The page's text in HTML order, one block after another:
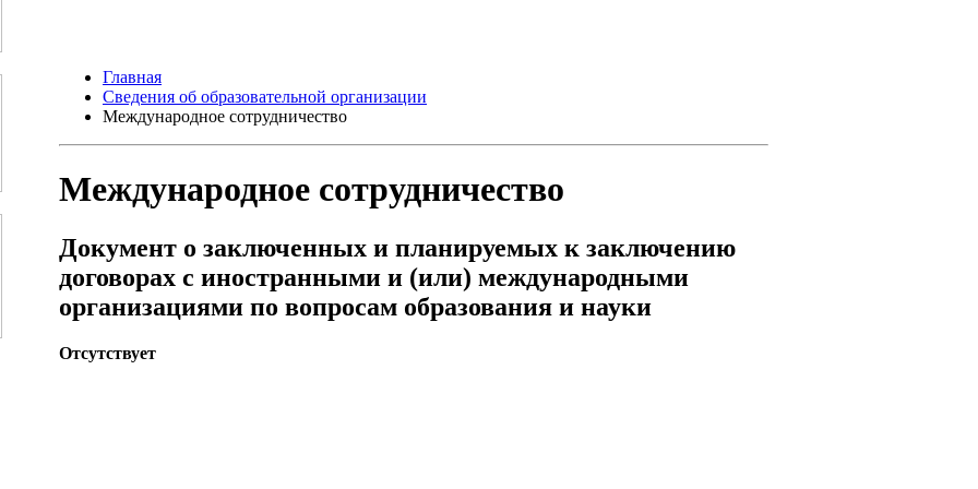
Главная
Сведения об образовательной организации
Международное сотрудничество
Международное сотрудничество
Документ о заключенных и планируемых к заключению
договорах с иностранными и (или) международными
организациями по вопросам образования и науки
Отсутствует